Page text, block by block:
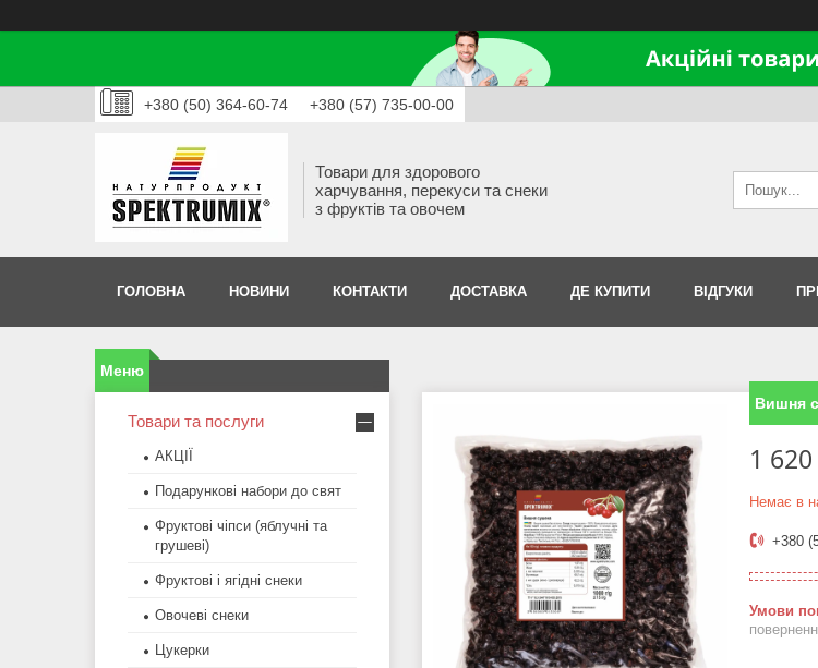
+380 (50) 364-60-74 +380 (57) 735-00-00
Товари для здорового
харчування, перекуси та снеки
з фруктів та овочем
ГОЛОВНА НОВИНИ КОНТАКТИ ДОСТАВКА ДЕ КУПИТИ ВІДГУКИ
Вишня
1
Немає в
+380
Товари та послуги
АКЦІЇ
Подарункові набори до свят
Фруктові чіпси (яблучні та
грушеві)
Фруктові і ягідні снеки
Овочеві снеки
Цукерки